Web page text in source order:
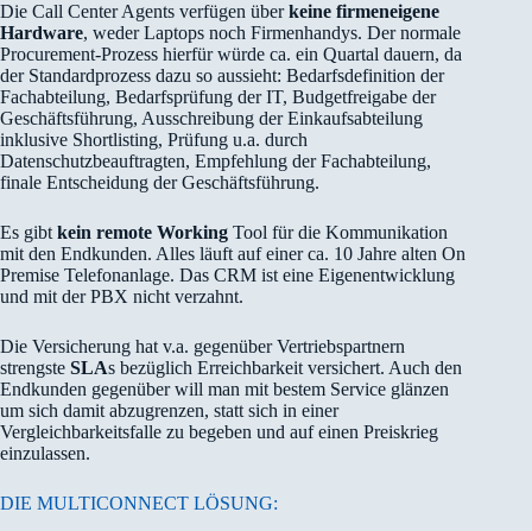
Die Call Center Agents verfügen überkeine firmeneigene
Hardware, weder Laptops noch Firmenhandys. Der normale
Procurement-Prozess hierfür würde ca. ein Quartal dauern, da
der Standardprozess dazu so aussieht: Bedarfsdefinition der
Fachabteilung, Bedarfsprüfung der IT, Budgetfreigabe der
Geschäftsführung, Ausschreibung der Einkaufsabteilung
inklusive Shortlisting, Prüfung u.a. durch
Datenschutzbeauftragten, Empfehlung der Fachabteilung,
finale Entscheidung der Geschäftsführung.
Es gibt kein remote Working Tool für die Kommunikation
mit den Endkunden. Alles läuft auf einer ca. 10 Jahre alten On
Premise Telefonanlage. Das CRM ist eine Eigenentwicklung
und mit der PBX nicht verzahnt.
Die Versicherung hat v.a. gegenüber Vertriebspartnern
strengste SLAs bezüglich Erreichbarkeit versichert. Auch den
Endkunden gegenüber will man mit bestem Service glänzen
um sich damit abzugrenzen, statt sich in einer
Vergleichbarkeitsfalle zu begeben und auf einen Preiskrieg
einzulassen.
DIE MULTICONNECT LÖSUNG: